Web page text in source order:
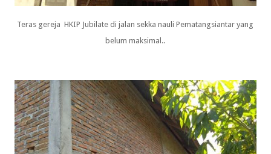
Teras gereja HKIP Jubilate di jalan sekka nauli Pematangsiantar yang
belum maksimal..